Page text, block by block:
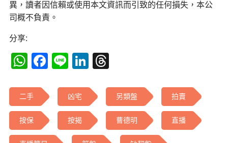
異，讀者因信賴或使用本文資訊而引致的任何損失，本公
司概不負責。
分享:
WhatsApp
Facebook
LineLinkedIn
二手 凶宅 另類盤 拍賣
按保 按揭 曹德明 直播